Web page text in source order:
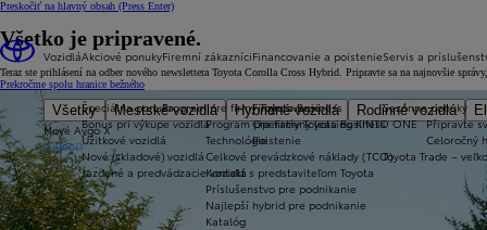
Preskočiť na hlavný obsah (Press Enter)
Vozidlá
Všetky Mestské vozidlá Hybridné vozidlá Rodinné vozidlá
Nové Aygo X
HYBRID
Akciové ponuky
Špeciálna ponuka
Bonus pri výkupe vozidla
Úžitkové vozidlá
Nové (skladové) vozidlá
Jazdené a predvádzacie vozidlá
Firemní zákazníci
Program pre firmy Toyota Business
Program pre firmy Toyota Business
Technológie
Celkové prevádzkové náklady (TCO)
Kontakt s predstaviteľom Toyota
Príslušenstvo pre podnikanie
Najlepší hybrid pre podnikanie
Katalóg
Financovanie a poistenie
Financovanie
Operatívny leasing KINTO ONE
Poistenie
Servis a
Sezónne ponuky
Připravte
Celoročný
Toyota Trade –
Všetko je pripravené.
Teraz ste prihlásení na odber nového newslettera Toyota Corolla Cross Hybrid. Pripravte sa na najnovšie
Prekročme spolu hranice bežného